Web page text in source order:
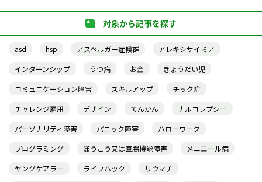
対象から記事を探す
asd hsp アスペルガー症候群
アレキシサイミア
インターンシップ
うつ病 お金
きょうだい児
コミュニケーション障害
スキルアップ
チック症
チャレンジ雇用
デザイン てんかん
ナルコレプシー
パーソナリティ障害
パニック障害
ハローワーク
プログラミング
ぼうこう又は直腸機能障害
メニエール病
ヤングケアラー
ライフハック
リウマチ